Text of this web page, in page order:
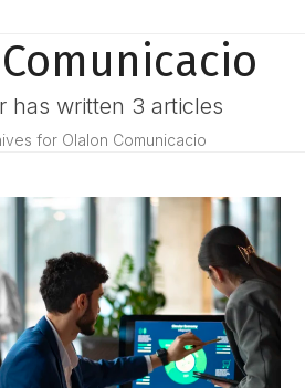
has written 3 articles
for Olalon Comunicacio